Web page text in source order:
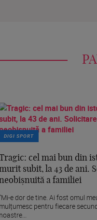
DIGI SPORT
cel mai bun din
subit, la 43 de ani.
a familiei
e dor de tine. Ai fost omul
mulțumesc pentru fiecare
noastre...